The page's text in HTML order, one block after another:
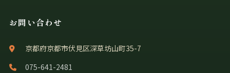
お問い合わせ
京都府京都市伏見区深草坊山町35-7
075-641-2481